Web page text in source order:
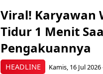
HEADLINE
Viral! Karyawan
Tidur 1 Menit
Pengakuannya
Kamis, 16 Jul 2026